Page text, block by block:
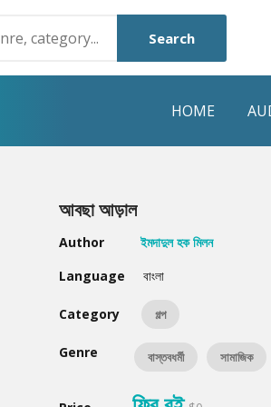
Search
HOME
Humayun Ahmed
Mouri Morium
Hot & New
আবছা আড়াল
Author
ইমদাদুল হক মিলন
Language
বাংলা
Category গল্প
Genre বাস্তবধর্মী সামাজিক